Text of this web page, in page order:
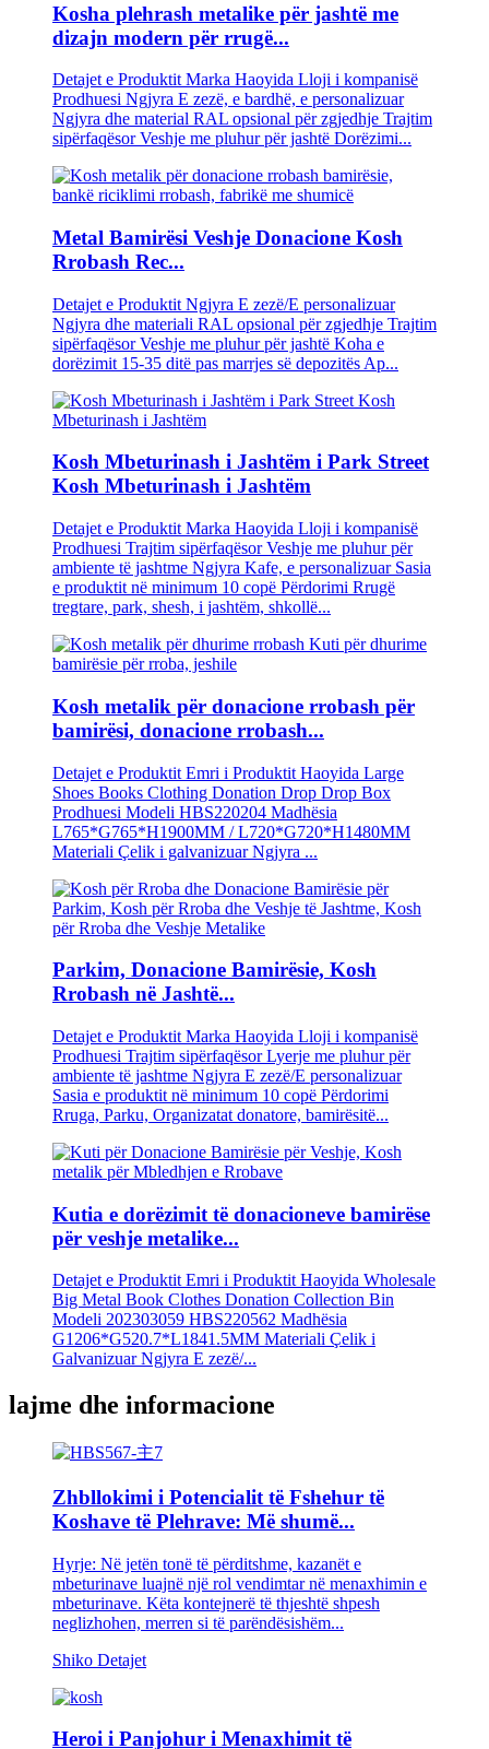
Kosha plehrash metalike për jashtë me
dizajn modern për rrugë...
Detajet e Produktit Marka Haoyida Lloji i kompanisë
Prodhuesi Ngjyra E zezë, e bardhë, e personalizuar
Ngjyra dhe material RAL opsional për zgjedhje Trajtim
sipërfaqësor Veshje me pluhur për jashtë Dorëzimi...
Metal Bamirësi Veshje Donacione Kosh
Rrobash Rec...
Detajet e Produktit Ngjyra E zezë/E personalizuar
Ngjyra dhe materiali RAL opsional për zgjedhje Trajtim
sipërfaqësor Veshje me pluhur për jashtë Koha e
dorëzimit 15-35 ditë pas marrjes së depozitës Ap...
Kosh Mbeturinash i Jashtëm i Park Street
Kosh Mbeturinash i Jashtëm
Detajet e Produktit Marka Haoyida Lloji i kompanisë
Prodhuesi Trajtim sipërfaqësor Veshje me pluhur për
ambiente të jashtme Ngjyra Kafe, e personalizuar Sasia
e produktit në minimum 10 copë Përdorimi Rrugë
tregtare, park, shesh, i jashtëm, shkollë...
Kosh metalik për donacione rrobash për
bamirësi, donacione rrobash...
Detajet e Produktit Emri i Produktit Haoyida Large
Shoes Books Clothing Donation Drop Drop Box
Prodhuesi Modeli HBS220204 Madhësia
L765*G765*H1900MM / L720*G720*H1480MM
Materiali Çelik i galvanizuar Ngjyra ...
Parkim, Donacione Bamirësie, Kosh
Rrobash në Jashtë...
Detajet e Produktit Marka Haoyida Lloji i kompanisë
Prodhuesi Trajtim sipërfaqësor Lyerje me pluhur për
ambiente të jashtme Ngjyra E zezë/E personalizuar
Sasia e produktit në minimum 10 copë Përdorimi
Rruga, Parku, Organizatat donatore, bamirësitë...
Kutia e dorëzimit të donacioneve bamirëse
për veshje metalike...
Detajet e Produktit Emri i Produktit Haoyida Wholesale
Big Metal Book Clothes Donation Collection Bin
Modeli 202303059 HBS220562 Madhësia
G1206*G520.7*L1841.5MM Materiali Çelik i
Galvanizuar Ngjyra E zezë/...
lajme dhe informacione
Zhbllokimi i Potencialit të Fshehur të
Koshave të Plehrave: Më shumë...
Hyrje: Në jetën tonë të përditshme, kazanët e
mbeturinave luajnë një rol vendimtar në menaxhimin e
mbeturinave. Këta kontejnerë të thjeshtë shpesh
neglizhohen, merren si të parëndësishëm...
Shiko Detajet
Heroi i Panjohur i Menaxhimit të